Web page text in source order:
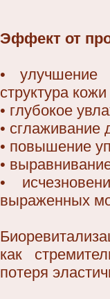
Эффект от
• улучшение
структура
• глубокое
• сглаживание
• повышение
•
•
выраженных
как
потеря